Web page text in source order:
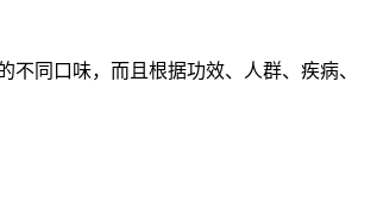
同口味，而且根据功效、人群、疾病、